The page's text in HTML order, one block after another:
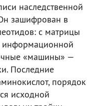
наследственной
зашифрован в
с матрицы
информационной
«машины» —
Последние
порядок
исходной